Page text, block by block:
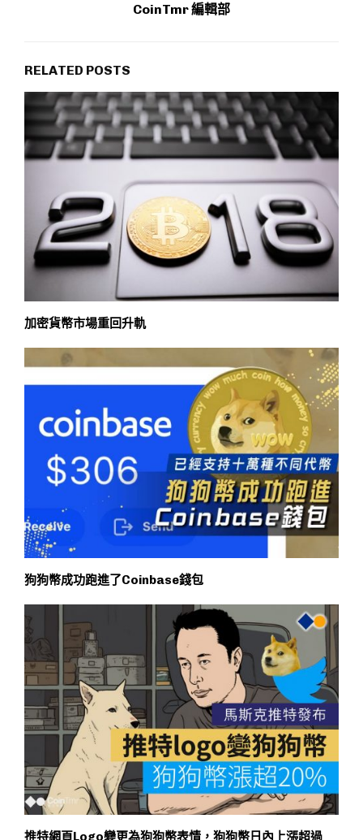
CoinTmr 編輯部
RELATED POSTS
加密貨幣市場重回升軌
狗狗幣成功跑進了Coinbase錢包
推特網頁Logo變更為狗狗幣表情，狗狗幣日內上漲超過